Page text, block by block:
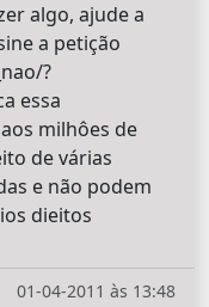
algo, ajude a
a petição
?
essa
milhôes de
de várias
e não podem
dieitos
01-04-2011 às 13:48